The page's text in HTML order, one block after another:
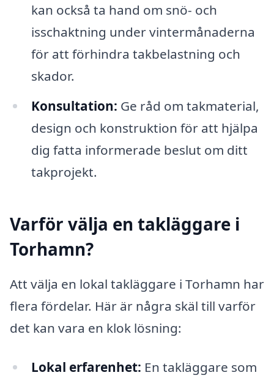
kan också ta hand om snö- och
isschaktning under vintermånaderna
för att förhindra takbelastning och
skador.
Konsultation: Ge råd om takmaterial,
design och konstruktion för att hjälpa
dig fatta informerade beslut om ditt
takprojekt.
Varför välja en takläggare i
Torhamn?
Att välja en lokal takläggare i Torhamn har
flera fördelar. Här är några skäl till varför
det kan vara en klok lösning:
Lokal erfarenhet: En takläggare som